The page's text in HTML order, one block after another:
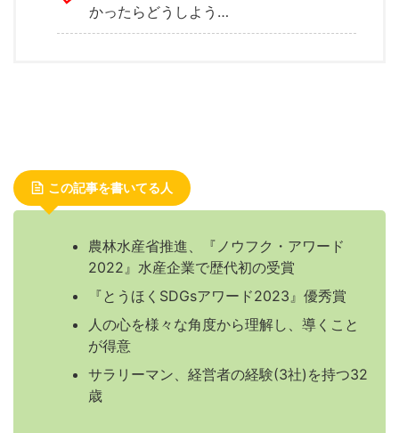
かったらどうしよう…
この記事を書いてる人
農林水産省推進、『ノウフク・アワード
2022』水産企業で歴代初の受賞
『とうほくSDGsアワード2023』優秀賞
人の心を様々な角度から理解し、導くこと
が得意
サラリーマン、経営者の経験(3社)を持つ32
歳